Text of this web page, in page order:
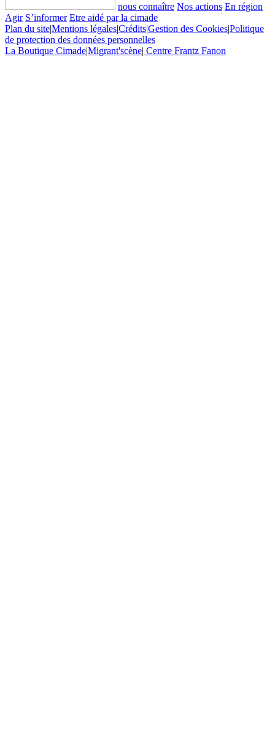
nous connaître Nos actions En région
Agir S’informer Etre aidé par la cimade
Plan du site|Mentions légales|Crédits|Gestion des Cookies|Politique
de protection des données personnelles
La Boutique Cimade|Migrant'scène| Centre Frantz Fanon